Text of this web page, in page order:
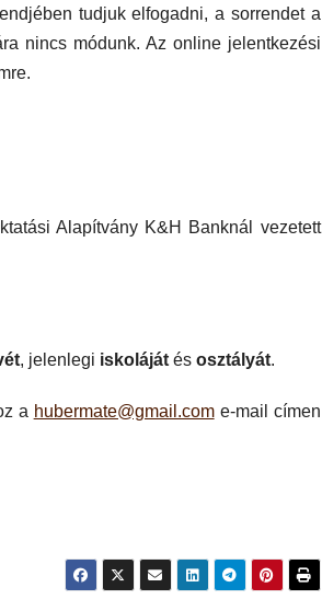
tudjuk elfogadni, a sorrendet a
nincs módunk. Az online jelentkezési
Alapítvány K&H Banknál vezetett
, jelenlegi iskoláját és osztályát.
a hubermate@gmail.come-mail címen